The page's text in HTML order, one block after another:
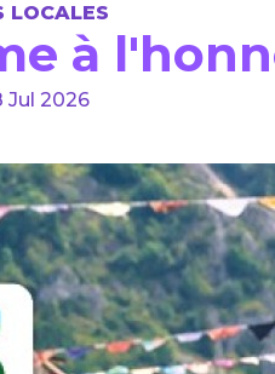
LOCALES
à
Jul 2026